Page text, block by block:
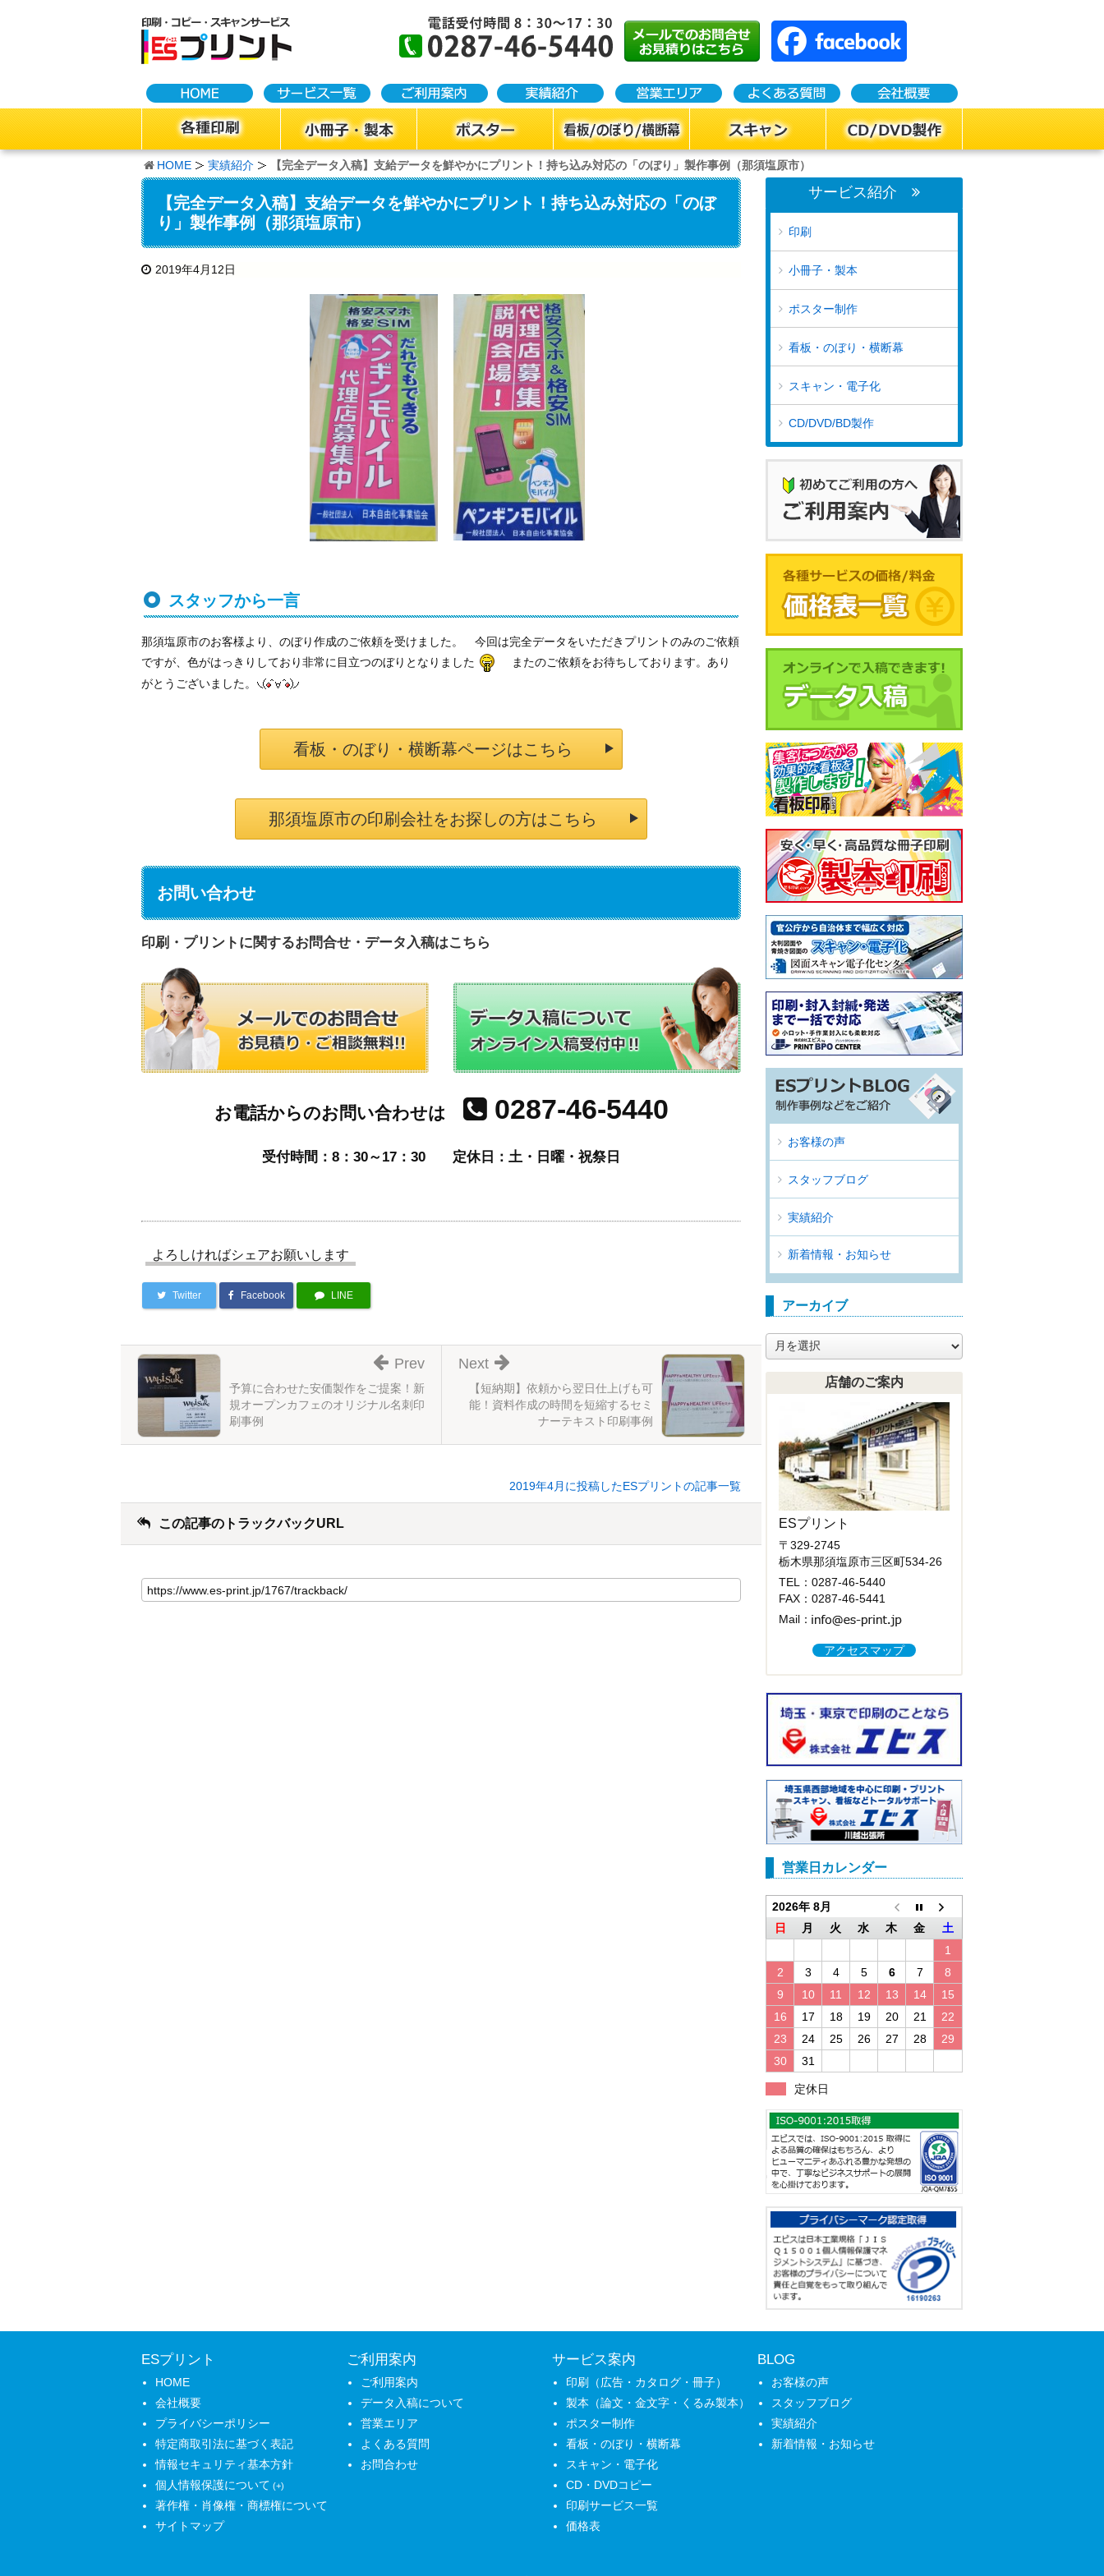
HOME 実績紹介 【完全データ入稿】支給データを鮮やかにプリント！持ち込み対応の「のぼり」製作事例（那須塩原市）
【完全データ入稿】支給データを鮮やかにプリント！持ち込み対応の「のぼ
り」製作事例（那須塩原市）
2019年4月12日
スタッフから一言
那須塩原市のお客様より、のぼり作成のご依頼を受けました。 今回は完全データをいただきプリントのみのご依頼
ですが、色がはっきりしており非常に目立つのぼりとなりました
またのご依頼をお待ちしております。あり
がとうございました。
看板・のぼり・横断幕ページはこちら
那須塩原市の印刷会社をお探しの方はこちら
お問い合わせ
印刷・プリントに関するお問合せ・データ入稿はこちら
お電話からのお問い合わせは 0287-46-5440
受付時間：8：30～17：30 定休日：土・日曜・祝祭日
よろしければシェアお願いします
Twitter Facebook LINE
【短納期】依頼から翌日仕上げも可
能！資料作成の時間を短縮するセミ
ナーテキスト印刷事例
Next
予算に合わせた安価製作をご提案！新
規オープンカフェのオリジナル名刺印
刷事例
Prev
2019年4月に投稿したESプリントの記事一覧
この記事のトラックバックURL
サービス紹介
印刷
小冊子・製本
ポスター制作
看板・のぼり・横断幕
スキャン・電子化
CD/DVD/BD製作
お客様の声
スタッフブログ
実績紹介
新着情報・お知らせ
アーカイブ
ー
カ
店舗のご案内
ESプリント
〒329-2745
栃木県那須塩原市三区町534-26
TEL： 0287-46-5440
FAX：0287-46-5441
Mail：
アクセスマップ
営業日カレンダー
2026年 8月
日
月 火 水 木 金
土
1
2
3 4 5 6 7
8
9
10 11 12 13 14
15
16
17 18 19 20 21
22
23
24 25 26 27 28
29
30
31
定休日
ESプリント
HOME
会社概要
プライバシーポリシー
特定商取引法に基づく表記
情報セキュリティ基本方針
個人情報保護について
著作権・肖像権・商標権について
サイトマップ
ご利用案内
ご利用案内
データ入稿について
営業エリア
よくある質問
お問合わせ
サービス案内
印刷（広告・カタログ・冊子）
製本（論文・金文字・くるみ製本）
ポスター制作
看板・のぼり・横断幕
スキャン・電子化
CD・DVDコピー
印刷サービス一覧
価格表
BLOG
お客様の声
スタッフブログ
実績紹介
新着情報・お知らせ